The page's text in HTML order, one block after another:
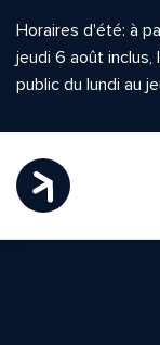
Horaires d'été: à
jeudi 6 août
public du lundi au